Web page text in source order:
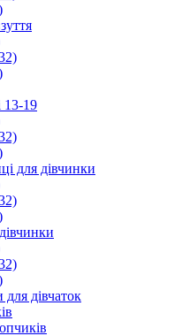
13-19
для дівчинки
для дівчаток